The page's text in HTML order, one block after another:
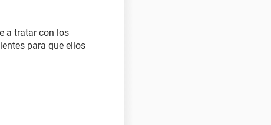
a tratar con los
para que ellos